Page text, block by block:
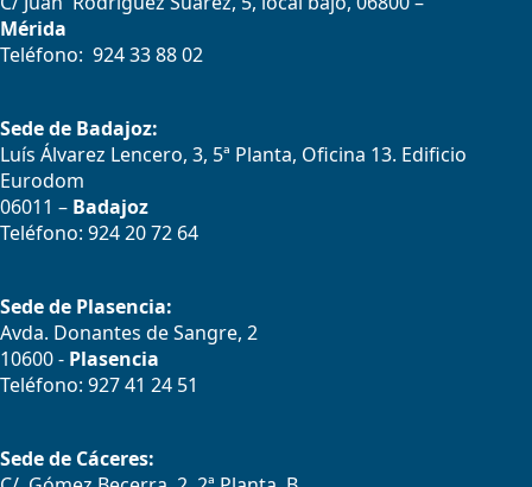
Mérida
Teléfono: 924 33 88 02
Sede de Badajoz:
Luís Álvarez Lencero, 3, 5ª Planta, Oficina 13. Edificio
Eurodom
06011 – Badajoz
Teléfono: 924 20 72 64
Sede de Plasencia:
Avda. Donantes de Sangre, 2
10600 - Plasencia
Teléfono: 927 41 24 51
Sede de Cáceres: